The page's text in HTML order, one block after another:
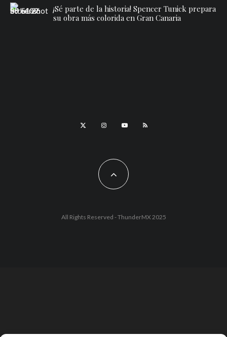
¡Sé parte de la historia! Spencer Tunick prepara
su obra más colorida en Gran Canaria
All Rights Reserved - ThunderMX 2025